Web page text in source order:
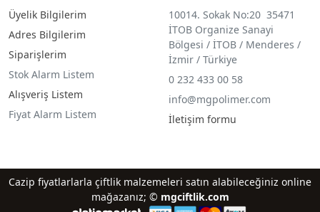
Üyelik Bilgilerim
Adres Bilgilerim
Siparişlerim
Stok Alarm Listem
Alışveriş Listem
Fiyat Alarm Listem
10014. Sokak No:20 35471
İTOB Organize Sanayi
Bölgesi / İTOB / Menderes /
İzmir / Türkiye
0 232 433 00 58
info@mgpolimer.com
İletişim formu
Cazip fiyatlarlarla çiftlik malzemeleri satın alabileceğiniz online
mağazanız; © mgciftlik.com